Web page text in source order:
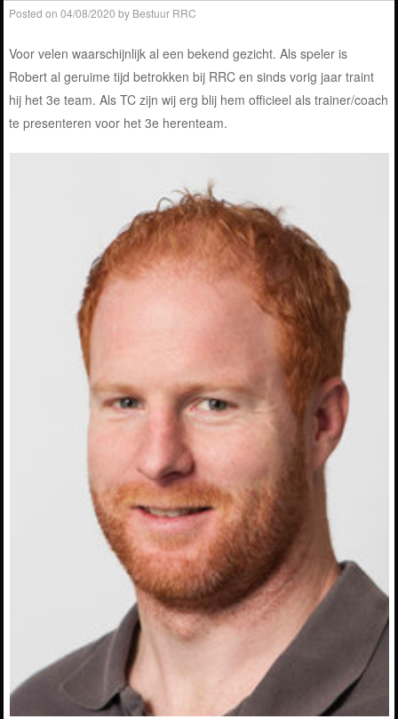
Posted on04/08/2020 by Bestuur RRC
Voor velen waarschijnlijk al een bekend gezicht. Als speler is
Robert al geruime tijd betrokken bij RRC en sinds vorig jaar traint
hij het 3e team. Als TC zijn wij erg blij hem officieel als trainer/coach
te presenteren voor het 3e herenteam.